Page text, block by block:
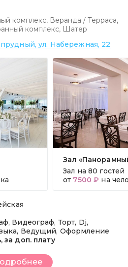
комплекс, Веранда / Терраса,
комплекс, Шатер
ул. Набережная, 22
Зал
Зал на 80 гостей
от 7500 ₽ на
Видеограф, Торт, Dj,
Ведущий, Оформление
доп. плату